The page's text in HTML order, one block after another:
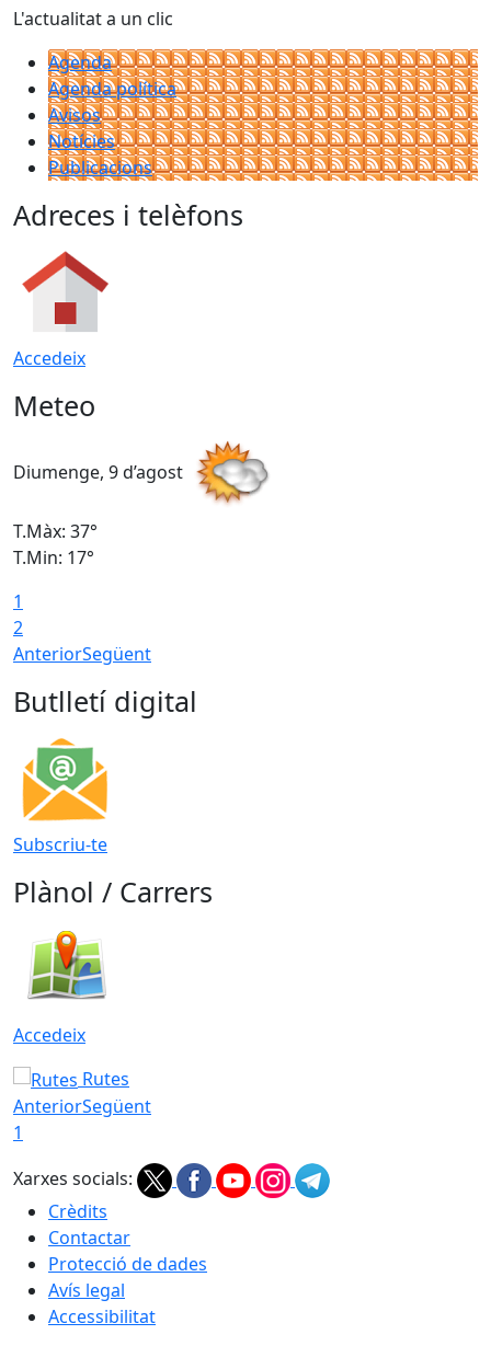
L'actualitat a un clic
Agenda
Agenda política
Avisos
Notícies
Publicacions
Adreces i telèfons
Accedeix
Meteo
Diumenge, 9 d’agost
T.Màx: 37°
T.Min: 17°
1
2
AnteriorSegüent
Butlletí digital
Subscriu-te
Plànol / Carrers
Accedeix
Rutes
AnteriorSegüent
1
Xarxes socials:
Crèdits
Contactar
Protecció de dades
Avís legal
Accessibilitat